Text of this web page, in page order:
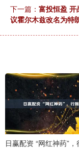
下一篇： 富投恒盈 开
议霍尔木兹改名为特
日赢配资 “网红神药”